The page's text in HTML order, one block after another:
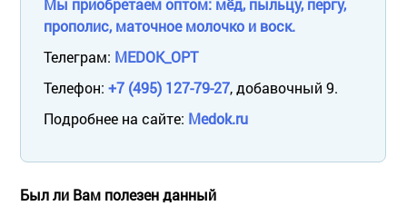
Мы приобретаем оптом: мёд, пыльцу, пергу,
прополис, маточное молочко и воск.
Телеграм: MEDOK_OPT
Телефон: +7 (495) 127-79-27, добавочный 9.
Подробнее на сайте: Medok.ru
Был ли Вам полезен данный